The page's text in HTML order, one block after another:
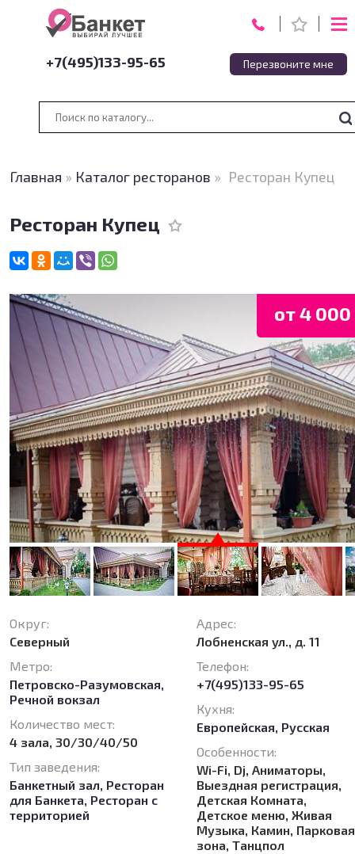
+7(495)133-95-65 Перезвоните мне
Главная » Каталог ресторанов » Ресторан Купец
Ресторан Купец
от 4 000
Округ:
Северный
Метро:
Петровско-Разумовская,
Речной вокзал
Количество мест:
4 зала, 30/30/40/50
Тип заведения:
Банкетный зал, Ресторан
для Банкета, Ресторан с
территорией
Адрес:
Лобненская ул., д. 11
Телефон:
+7(495)133-95-65
Кухня:
Европейская, Русская
Особенности:
Wi-Fi, Dj, Аниматоры,
Выездная регистрация,
Детская Комната,
Детское меню, Живая
Музыка, Камин, Парковая
зона, Танцпол